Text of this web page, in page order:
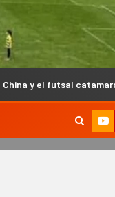
dejó una